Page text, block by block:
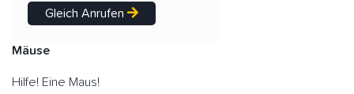
Gleich Anrufen
Mäuse
Hilfe! Eine Maus!